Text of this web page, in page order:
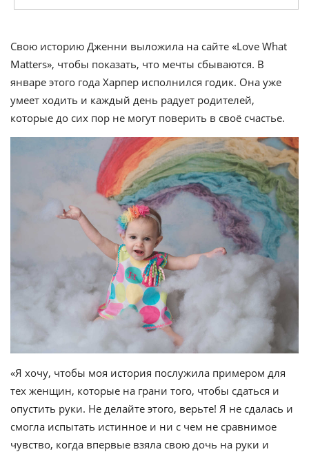
Свою историю Дженни выложила на сайте «Love What
Matters», чтобы показать, что мечты сбываются. В
январе этого года Харпер исполнился годик. Она уже
умеет ходить и каждый день радует родителей,
которые до сих пор не могут поверить в своё счастье.
«Я хочу, чтобы моя история послужила примером для
тех женщин, которые на грани того, чтобы сдаться и
опустить руки. Не делайте этого, верьте! Я не сдалась и
смогла испытать истинное и ни с чем не сравнимое
чувство, когда впервые взяла свою дочь на руки и